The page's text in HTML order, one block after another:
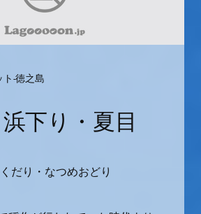
ト-徳之島
下り・夏目
だり・なつめおどり